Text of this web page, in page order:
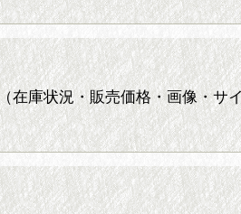
庫状況・販売価格・画像・サ